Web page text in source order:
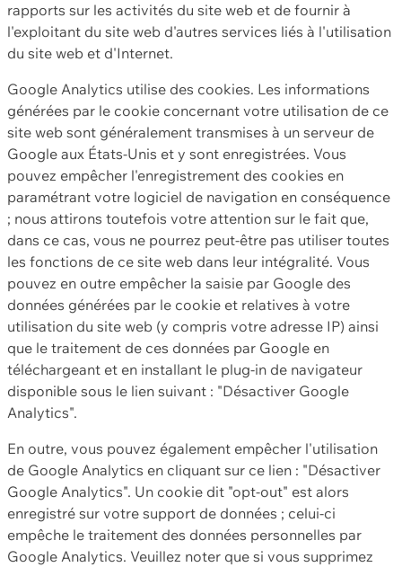
rapports sur les activités du site web et de fournir à
l'exploitant du site web d'autres services liés à l'utilisation
du site web et d'Internet.
Google Analytics utilise des cookies. Les informations
générées par le cookie concernant votre utilisation de ce
site web sont généralement transmises à un serveur de
Google aux États-Unis et y sont enregistrées. Vous
pouvez empêcher l'enregistrement des cookies en
paramétrant votre logiciel de navigation en conséquence
; nous attirons toutefois votre attention sur le fait que,
dans ce cas, vous ne pourrez peut-être pas utiliser toutes
les fonctions de ce site web dans leur intégralité. Vous
pouvez en outre empêcher la saisie par Google des
données générées par le cookie et relatives à votre
utilisation du site web (y compris votre adresse IP) ainsi
que le traitement de ces données par Google en
téléchargeant et en installant le plug-in de navigateur
disponible sous le lien suivant : "Désactiver Google
Analytics".
En outre, vous pouvez également empêcher l'utilisation
de Google Analytics en cliquant sur ce lien : "Désactiver
Google Analytics". Un cookie dit "opt-out" est alors
enregistré sur votre support de données ; celui-ci
empêche le traitement des données personnelles par
Google Analytics. Veuillez noter que si vous supprimez